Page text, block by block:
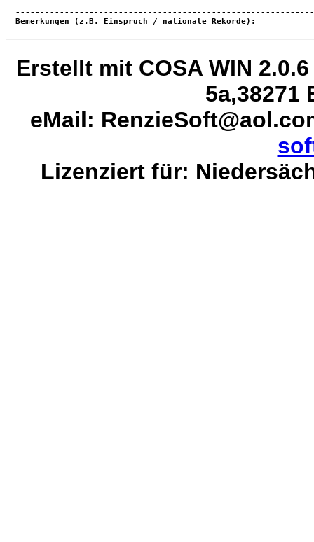
  Bemerkungen (z.B. Einspruch / nationale Rekorde):
Erstellt mit COSA WIN
5a,38271
eMail:
Lizenziert für: